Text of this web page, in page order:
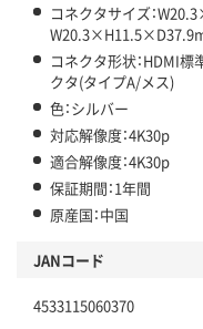
コネクタサイズ：
コネクタ形状：HDMI
クタ(タイプA/メス)
色：シルバー
対応解像度：4K30p
適合解像度：4K30p
保証期間：1年間
原産国：中国
JANコード
4533115060370